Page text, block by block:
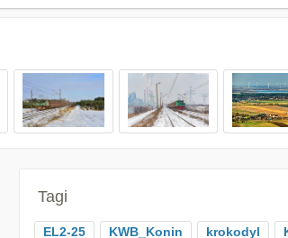
Tagi
EL2-25 KWB_Konin krokodyl